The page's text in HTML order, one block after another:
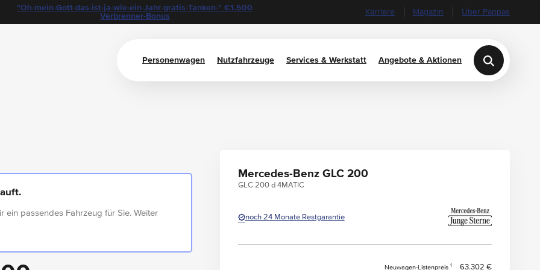
"Oh-mein-Gott-das-ist-ja-wie-ein-Jahr-gratis-Tanken-" €1.500
Verbrenner-Bonus
Karriere Magazin Über Pappas
Personenwagen Nutzfahrzeuge Services & Werkstatt Angebote & Aktionen
passendes Fahrzeug für Sie. Weiter
Mercedes-Benz GLC 200
GLC 200 d 4MATIC
noch 24 Monate Restgarantie
Neuwagen-Listenpreis 1 63.302 €